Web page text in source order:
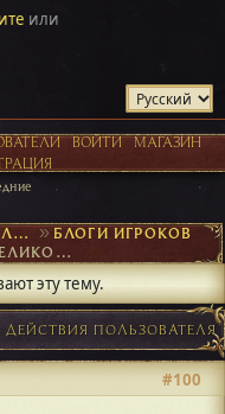
или
ВОЙТИ
МАГАЗИН
ПО ТУ СТОРОНУ ВСЕЛЕННОЙ ►БЛОГИ ИГРОКОВ
ОБСУЖДЕНИЕ ВЕЛИКОЙ АРЕНЫ
эту тему.
ДЕЙСТВИЯ ПОЛЬЗОВАТЕЛЯ
#100